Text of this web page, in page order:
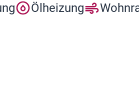
Ölheizung